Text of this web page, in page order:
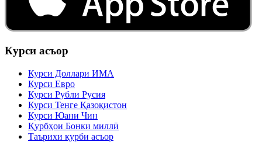
Курси асъор
Курси Доллари ИМА
Курси Евро
Курси Рубли Русия
Курси Тенге Қазоқистон
Курси Юани Чин
Қурбҳои Бонки миллӣ
Таърихи қурби асъор